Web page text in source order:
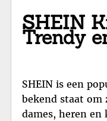
SHEIN
Trendy
SHEIN is een
bekend staat
dames, heren en